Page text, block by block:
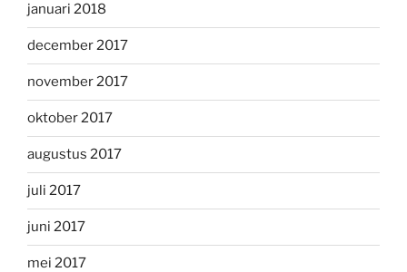
januari 2018
december 2017
november 2017
oktober 2017
augustus 2017
juli 2017
juni 2017
mei 2017